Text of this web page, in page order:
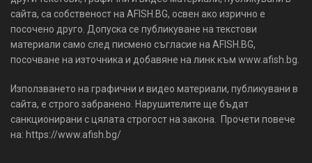
сайта, са собственост на AFISH.BG, освен ако изрично е
посочено друго. Допуска се публикуване на текстови
материали само след писмено съгласие на AFISH.BG,
посочване на източника и добавяне на линк към www.afish.bg.
Използването на графични и видео материали, публикувани в
сайта, е строго забранено. Нарушителите ще бъдат
санкционирани с цялата строгост на закона. Прочети повече
на: https://www.afish.bg/